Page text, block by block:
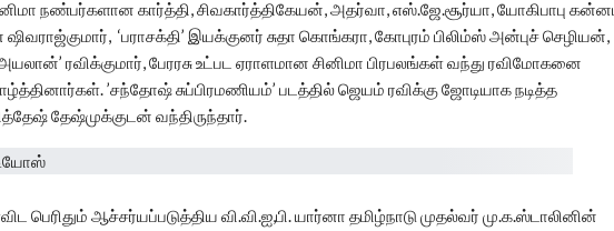
நண்பர்களான கார்த்தி, சிவகார்த்திகேயன், அதர்வா, எஸ்.ஜே.சூர்யா, யோகிபாபு கன்னட
‘பராசக்தி’ இயக்குனர் சுதா கொங்கரா, கோபுரம் பிலிம்ஸ் அன்புச் செழியன்,
ரவிக்குமார், பேரரசு உட்பட ஏராளமான சினிமா பிரபலங்கள் வந்து ரவிமோகனை
’சந்தோஷ் சுப்பிரமணியம்’ படத்தில் ஜெயம் ரவிக்கு ஜோடியாக நடித்த
தேஷ்முக்குடன் வந்திருந்தார்.
பெரிதும் ஆச்சர்யப்படுத்திய வி.வி.ஐ,பி. யார்னா தமிழ்நாடு முதல்வர் மு.க.ஸ்டாலினின்